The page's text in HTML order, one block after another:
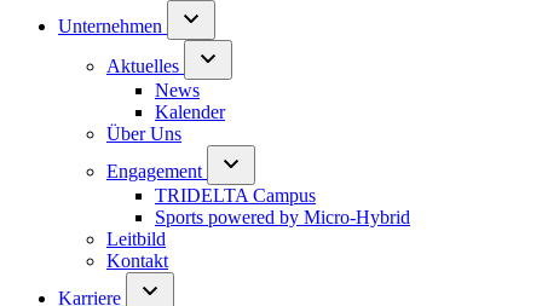
Unternehmen
Aktuelles
News
Kalender
Über Uns
Engagement
TRIDELTA Campus
Sports powered by Micro-Hybrid
Leitbild
Kontakt
Karriere